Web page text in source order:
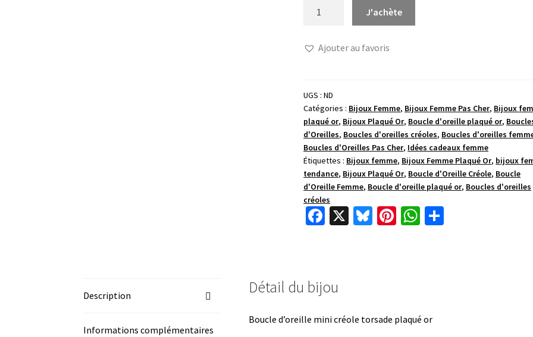
créole
lisse
J'achète
Ajouter au favoris
UGS :ND
Catégories : Bijoux Femme, Bijoux Femme Pas Cher, Bijoux
plaqué or, Bijoux Plaqué Or, Boucle d'oreille plaqué or,
d'Oreilles, Boucles d'oreilles créoles, Boucles d'oreilles
Boucles d'Oreilles Pas Cher, Idées cadeaux femme
Étiquettes : Bijoux femme, Bijoux Femme Plaqué Or, bijoux
tendance, Bijoux Plaqué Or, Boucle d'Oreille Créole, Boucle
d'Oreille Femme, Boucle d'oreille plaqué or, Boucles d'oreilles
créoles
Fa
o
k
X
Bl Pi W
p
Description
Informations complémentaires
Détail du bijou
Boucle d’oreille mini créole torsade plaqué or